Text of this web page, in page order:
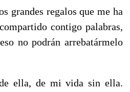
grandes regalos que me ha
contigo palabras,
no podrán arrebatármelo
ella, de mi vida sin ella.